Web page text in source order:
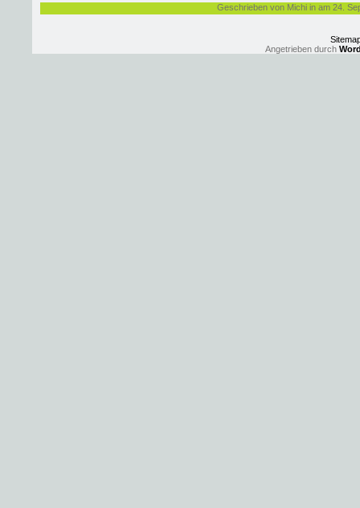
Geschrieben von Michi in am 24.
Angetrieben durch